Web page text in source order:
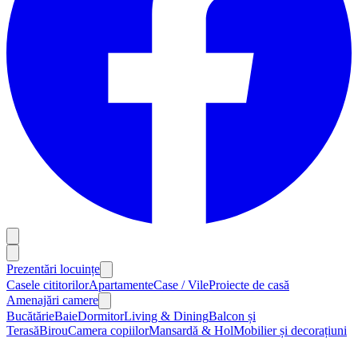
Prezentări locuințe
Casele cititorilorApartamenteCase / VileProiecte de casă
Amenajări camere
BucătărieBaieDormitorLiving & DiningBalcon și
TerasăBirouCamera copiilorMansardă & HolMobilier și decorațiuni